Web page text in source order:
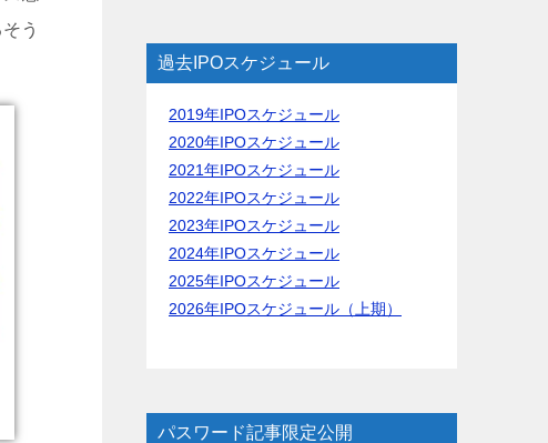
う
過去IPOスケジュール
2019年IPOスケジュール
2020年IPOスケジュール
2021年IPOスケジュール
2022年IPOスケジュール
2023年IPOスケジュール
2024年IPOスケジュール
2025年IPOスケジュール
2026年IPOスケジュール（上期）
パスワード記事限定公開